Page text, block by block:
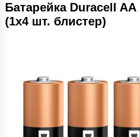
Батарейка Duracell AA
(1x4 шт. блистер)